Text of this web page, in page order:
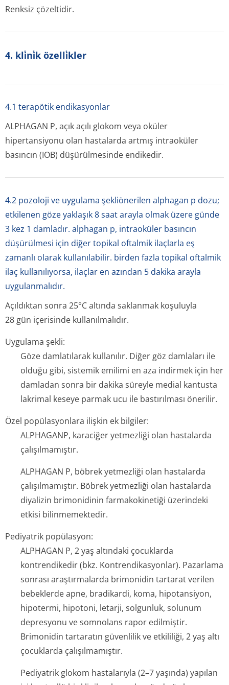
Renksiz çözeltidir.
4. kli̇ni̇k özelli̇kler
4.1 terapötik endikasyonlar
ALPHAGAN P, açık açılı glokom veya oküler
hipertansiyonu olan hastalarda artmış intraoküler
basıncın (IOB) düşürülmesinde endikedir.
4.2 pozoloji ve uygulama şekliönerilen alphagan p dozu;
etkilenen göze yaklaşık 8 saat arayla olmak üzere günde
3 kez 1 damladır. alphagan p, intraoküler basıncın
düşürülmesi için diğer topikal oftalmik ilaçlarla eş
zamanlı olarak kullanılabilir. birden fazla topikal oftalmik
ilaç kullanılıyorsa, ilaçlar en azından 5 dakika arayla
uygulanmalıdır.
Açıldıktan sonra 25°C altında saklanmak koşuluyla
28 gün içerisinde kullanılmalıdır.
Uygulama şekli:
Göze damlatılarak kullanılır. Diğer göz damlaları ile
olduğu gibi, sistemik emilimi en aza indirmek için her
damladan sonra bir dakika süreyle medial kantusta
lakrimal keseye parmak ucu ile bastırılması önerilir.
Özel popülasyonlara ilişkin ek bilgiler:
ALPHAGANP, karaciğer yetmezliği olan hastalarda
çalışılmamıştır.
ALPHAGAN P, böbrek yetmezliği olan hastalarda
çalışılmamıştır. Böbrek yetmezliği olan hastalarda
diyalizin brimonidinin farmakokinetiği üzerindeki
etkisi bilinmemektedir.
Pediyatrik popülasyon:
ALPHAGAN P, 2 yaş altındaki çocuklarda
kontrendikedir (bkz. Kontrendikasy­onlar). Pazarlama
sonrası araştırmalarda brimonidin tartarat verilen
bebeklerde apne, bradikardi, koma, hipotansiyon,
hipotermi, hipotoni, letarji, solgunluk, solunum
depresyonu ve somnolans rapor edilmiştir.
Brimonidin tartaratın güvenlilik ve etkililiği, 2 yaş altı
çocuklarda çalışılmamıştır.
Pediyatrik glokom hastalarıyla (2–7 yaşında) yapılan